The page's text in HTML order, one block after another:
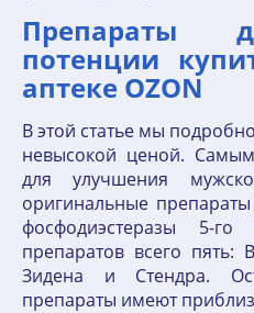
Препараты
потенции
аптеке OZON
В этой статье мы
невысокой ценой.
для улучшения
оригинальные
фосфодиэстеразы 5-
препаратов всего пять:
Зидена и Стендра.
препараты имеют